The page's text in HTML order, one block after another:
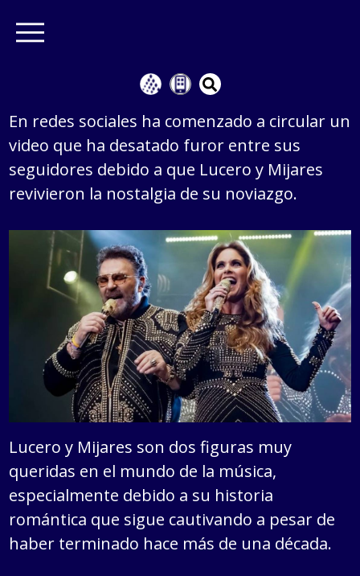
En redes sociales ha comenzado a circular un
video que ha desatado furor entre sus
seguidores debido a que Lucero y Mijares
revivieron la nostalgia de su noviazgo.
Lucero y Mijares son dos figuras muy
queridas en el mundo de la música,
especialmente debido a su historia
romántica que sigue cautivando a pesar de
haber terminado hace más de una década.